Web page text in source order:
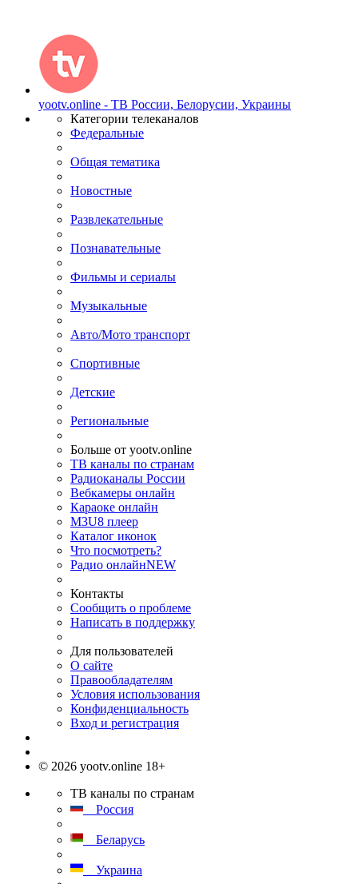
yootv.online - ТВ России, Белорусии, Украины
Категории телеканалов
Федеральные
Общая тематика
Новостные
Развлекательные
Познавательные
Фильмы и сериалы
Музыкальные
Авто/Мото транспорт
Спортивные
Детские
Региональные
Больше от yootv.online
ТВ каналы по странам
Радиоканалы России
Вебкамеры онлайн
Караоке онлайн
M3U8 плеер
Каталог иконок
Что посмотреть?
Радио онлайнNEW
Контакты
Сообщить о проблеме
Написать в поддержку
Для пользователей
О сайте
Правообладателям
Условия использования
Конфиденциальность
Вход и регистрация
© 2026 yootv.online 18+
ТВ каналы по странам
Россия
Беларусь
Украина